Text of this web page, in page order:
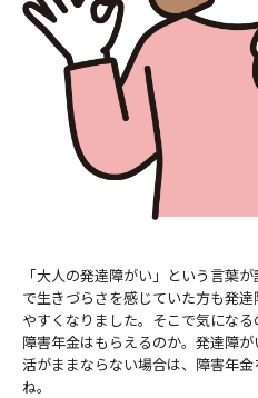
「大人の発達障がい」という言葉
で生きづらさを感じていた方も発
やすくなりました。 そこで気にな
障害年金はもらえるのか。 発達障が
活がままならない場合は、障害年
ね。